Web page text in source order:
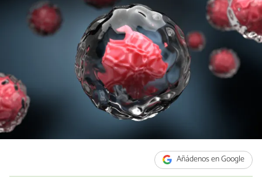
Añádenos en Google